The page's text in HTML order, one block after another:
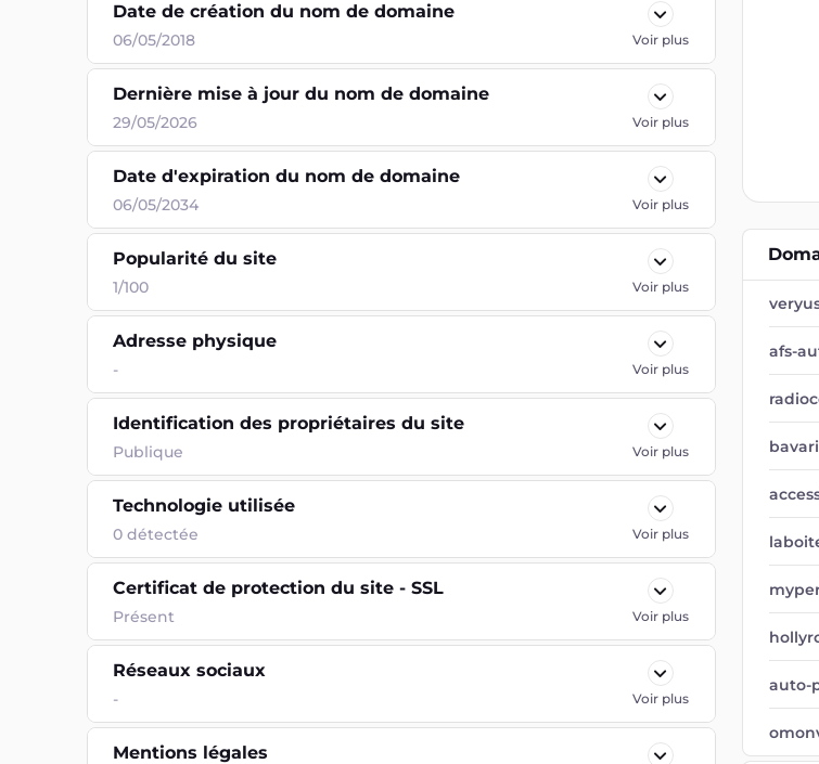
Date de création du nom de domaine
06/05/2018 Voir plus
Dernière mise à jour du nom de domaine
29/05/2026 Voir plus
Date d'expiration du nom de domaine
06/05/2034 Voir plus
Popularité du site
1/100 Voir plus
Adresse physique
- Voir plus
Identification des propriétaires du site
Publique Voir plus
Technologie utilisée
0 détectée Voir plus
Certificat de protection du site - SSL
Présent Voir plus
Réseaux sociaux
- Voir plus
Mentions légales
afs-
auto-